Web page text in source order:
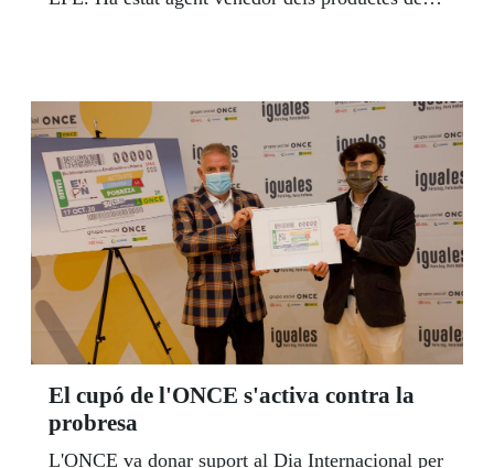
el 31 d’agost com a director de l’ONCE a
Figueres, ha estat subdirector de l’agència de
l’ONCE a Granollers. Rebeca García, nascuda a
Barcelona fa 41 anys, és afiliada a l’ONCE, cega
total de naixement. Ha estudiat sempre en
escoles integrades, amb l’ajuda de la ONCE. És
llicenciada en Dret per la Pompeu Fabra i màster
de Dret d’Empresa per la Universitat de
Barcelona (UB). Va ser directora de l’ONCE a
Igualada (2005-2007). Posteriorment i durant 13
anys ha ocupat diversos càrrecs de
El cupó de l'ONCE s'activa contra la
probresa
L'ONCE va donar suport al Dia Internacional per